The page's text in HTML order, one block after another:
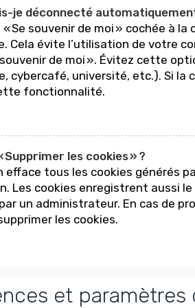
je déconnecté
« Se souvenir de moi » cochée à
Cela évite l’utilisation de votre
souvenir de moi ». Évitez cette
cybercafé, université, etc.). Si
fonctionnalité.
Supprimer les cookies » ?
efface tous les cookies générés
Les cookies enregistrent aussi
un administrateur. En cas de
les cookies.
et paramètres